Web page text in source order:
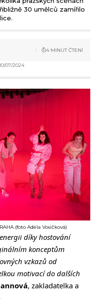
30 umělců zamířilo
07/2024
4 MINUT ČTENÍ
(foto Adéla Vosičková)
díky hostování
konceptům
vzkazů od
motivací do dalších
, zakladatelka a